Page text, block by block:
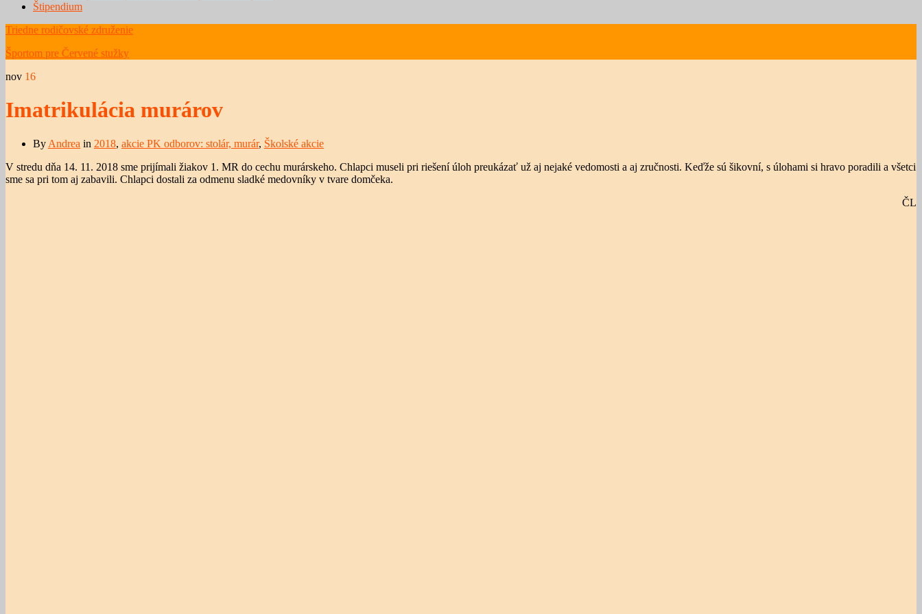
Štipendium
Triedne rodičovské združenie
Športom pre Červené stužky
nov 16
Imatrikulácia murárov
By Andrea in 2018, akcie PK odborov: stolár, murár, Školské akcie
V stredu dňa 14. 11. 2018 sme prijímali žiakov 1. MR do cechu murárskeho. Chlapci museli pri riešení úloh preukázať už aj nejaké vedomosti a aj zručnosti. Keďže sú šikovní, s úlohami si hravo poradili a všetci
sme sa pri tom aj zabavili. Chlapci dostali za odmenu sladké medovníky v tvare domčeka.
ČL